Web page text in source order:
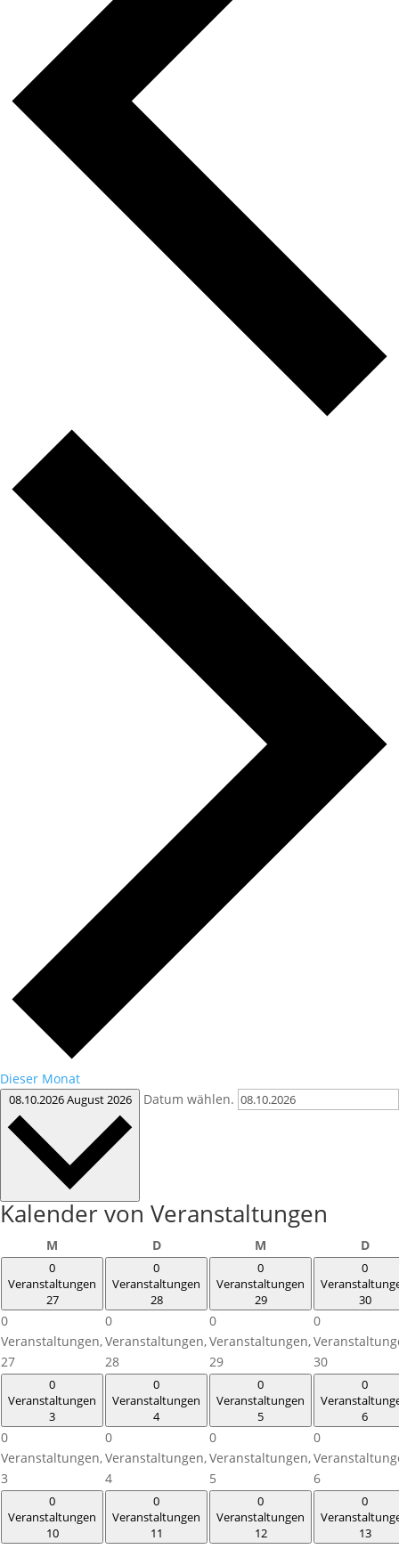
Dieser Monat
08.10.2026August 2026 Datum wählen.
Kalender von Veranstaltungen
M DDienstag M D
0
Veranstaltungen
27
0
Veranstaltungen,
27
0
Veranstaltungen
28
0
Veranstaltungen,
28
0
Veranstaltungen
29
0
Veranstaltungen,
29
0
30
0
30
0
Veranstaltungen
3
0
Veranstaltungen,
3
0
Veranstaltungen
4
0
Veranstaltungen,
4
0
Veranstaltungen
5
0
Veranstaltungen,
5
0
6
0
6
0
Veranstaltungen
10
0
Veranstaltungen
11
0
Veranstaltungen
12
0
13